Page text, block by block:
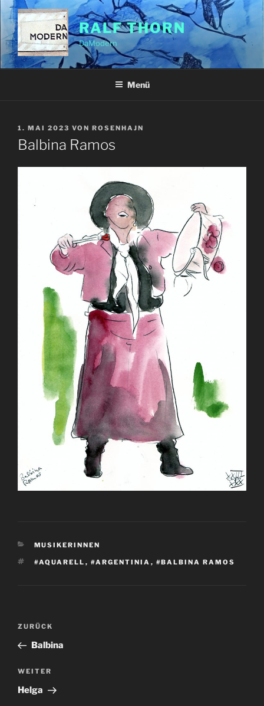
Zum
Inhalt
springen
RALF THORN
DaModern
Menü
VERÖFFENTLICHT
AM
1. MAI 2023 VON ROSENHAJN
Balbina Ramos
KATEGORIEN
MUSIKERINNEN
SCHLAGWÖRTER
#AQUARELL , #ARGENTINIA , #BALBINA RAMOS
Beitragsnavigation
Vorheriger
Beitrag
ZURÜCK
Balbina
Nächster
Beitrag
WEITER
Helga